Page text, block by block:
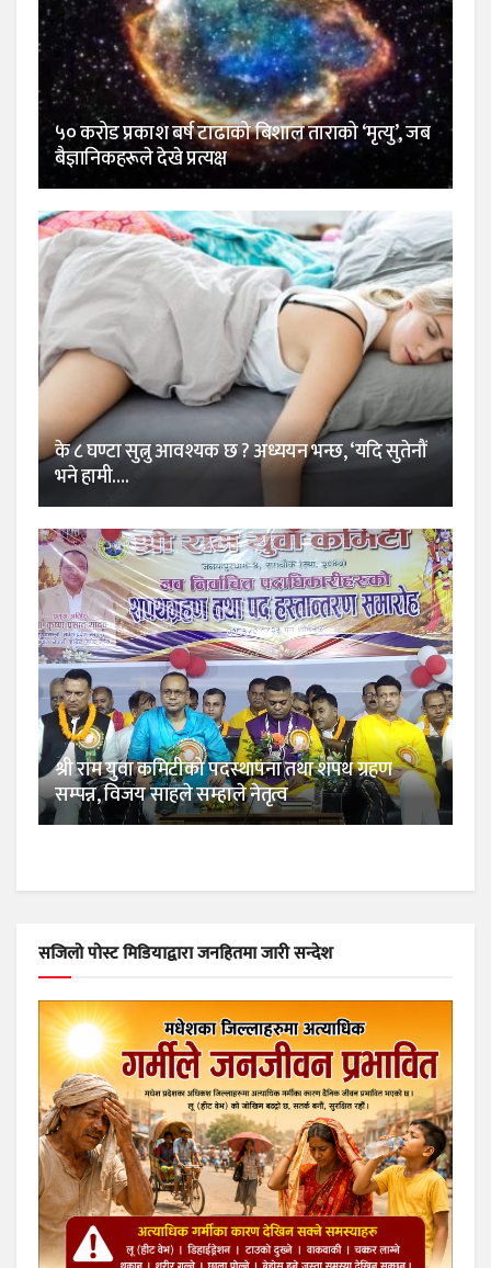
५० करोड प्रकाश बर्ष टाढाको बिशाल ताराको ‘मृत्यु’, जब
बैज्ञानिकहरूले देखे प्रत्यक्ष
के ८ घण्टा सुत्नु आवश्यक छ ? अध्ययन भन्छ, ‘यदि सुतेनौं
भने हामी….
श्री राम युवा कमिटीको पदस्थापना तथा शपथ ग्रहण
सम्पन्न, विजय साहले सम्हाले नेतृत्व
सजिलो पोस्ट मिडियाद्वारा जनहितमा जारी सन्देश